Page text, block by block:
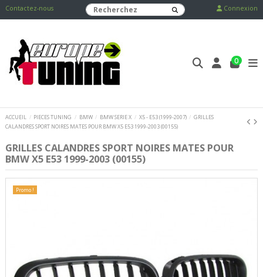
Contactez-nous Connexion
0
ACCUEIL PIECES TUNING BMW BMW SERIE X X5 - E53 (1999-2007)
GRILLES
CALANDRES SPORT NOIRES MATES POUR BMW X5 E53 1999-2003 (00155)
GRILLES CALANDRES SPORT NOIRES MATES POUR
BMW X5 E53 1999-2003 (00155)
Promo !